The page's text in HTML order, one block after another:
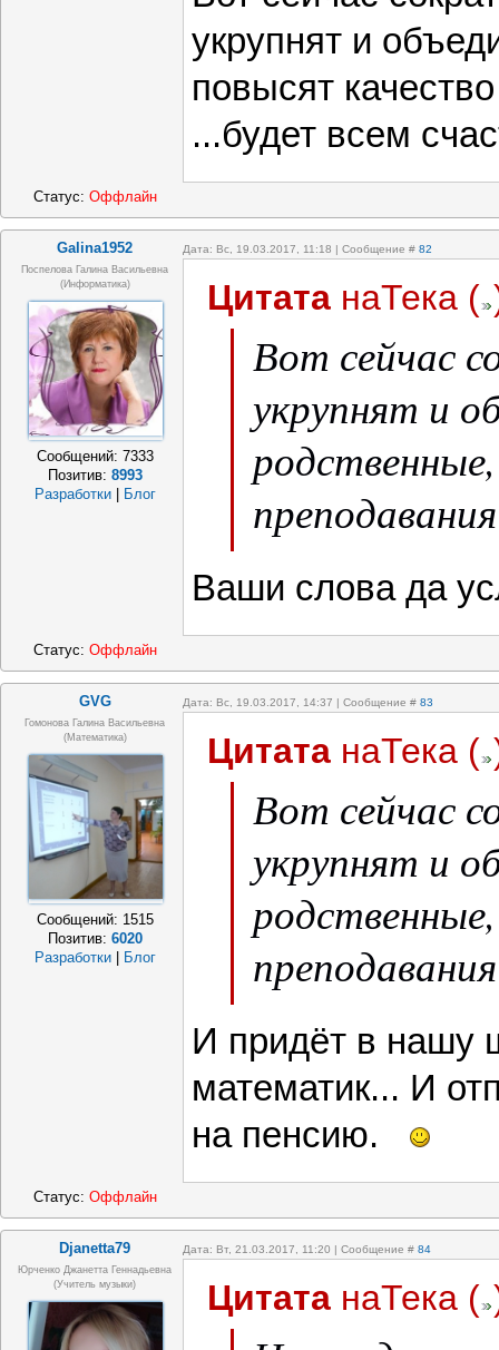
укрупнят и
повысят
...будет всем
Статус: Оффлайн
Galina1952 Дата: Вс, 19.03.2017, 11:18 | Сообщение # 82
Поспелова Галина Васильевна
(информатика)
Сообщений: 7333
Позитив: 8993
Разработки
Блог
Цитата наТека (
Вот сейчас
укрупнят и
Ваши слова да
Статус: Оффлайн
GVG Дата: Вс, 19.03.2017, 14:37 | Сообщение # 83
Гомонова Галина Васильевна
(математика)
Сообщений: 1515
Позитив: 6020
Разработки
Блог
Цитата наТека (
Вот сейчас
укрупнят и
счастье.
И придёт в нашу
математик... И
на пенсию.
Статус: Оффлайн
Djanetta79 Дата: Вт, 21.03.2017, 11:20 | Сообщение # 84
Юрченко Джанетта Геннадьевна
(Учитель музыки)
Цитата наТека (